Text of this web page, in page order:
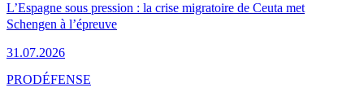
L’Espagne sous pression : la crise migratoire de Ceuta met
Schengen à l’épreuve
31.07.2026
PRODÉFENSE